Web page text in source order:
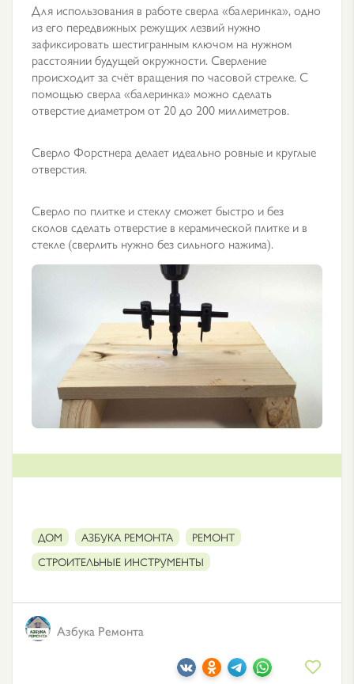
Для использования в работе сверла «балеринка», одно
из его передвижных режущих лезвий нужно
зафиксировать шестигранным ключом на нужном
расстоянии будущей окружности. Сверление
происходит за счёт вращения по часовой стрелке. С
помощью сверла «балеринка» можно сделать
отверстие диаметром от 20 до 200 миллиметров.
Сверло Форстнера делает идеально ровные и круглые
отверстия.
Сверло по плитке и стеклу сможет быстро и без
сколов сделать отверстие в керамической плитке и в
стекле (сверлить нужно без сильного нажима).
ДОМ АЗБУКА РЕМОНТА
РЕМОНТ
СТРОИТЕЛЬНЫЕ ИНСТРУМЕНТЫ
Азбука Ремонта